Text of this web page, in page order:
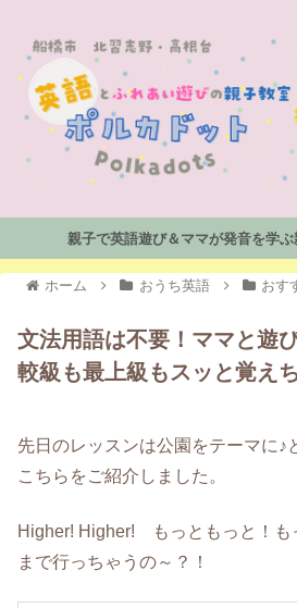
親子で英語遊び＆ママが発音を学
ホーム おうち英語 おす
文法用語は不要！ママと遊
較級も最上級もスッと覚え
先日のレッスンは公園をテーマに♪
こちらをご紹介しました。
Higher! Higher! もっともっと！も
まで行っちゃうの～？！